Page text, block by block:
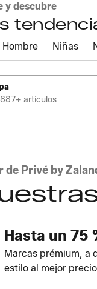
y descubre
Hombre Niñas
artículos
de Privé by
Hasta un 75
Marcas prémium, a
estilo al mejor